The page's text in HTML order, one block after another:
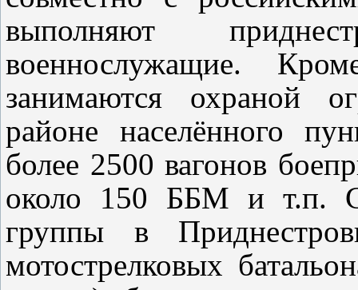
выполняют
военнослужащие.
занимаются охраной
районе населённого
более 2500 вагонов
около 150 ББМ и т.п.
группы в
мотострелковых